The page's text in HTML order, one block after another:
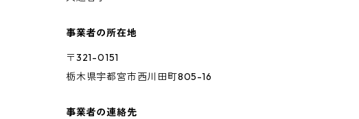
事業者の所在地
〒321-0151
栃木県宇都宮市西川田町805-16
事業者の連絡先